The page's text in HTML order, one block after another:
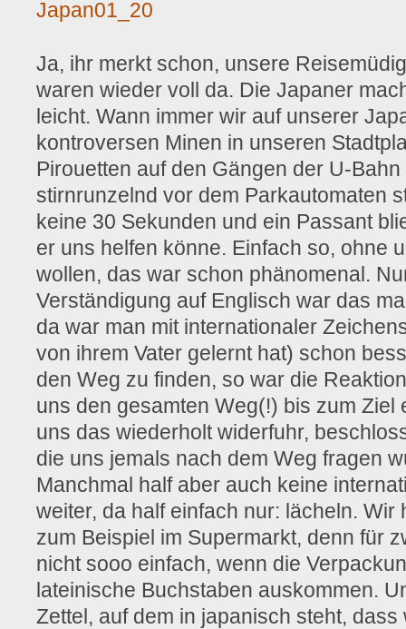
Ja, ihr merkt schon, unsere
waren wieder voll da. Die Japaner
leicht. Wann immer wir auf unserer
kontroversen Minen in unseren
Pirouetten auf den Gängen der U-
stirnrunzelnd vor dem Parkautomaten
keine 30 Sekunden und ein Passant
er uns helfen könne. Einfach so, ohne
wollen, das war schon phänomenal.
Verständigung auf Englisch war das
da war man mit internationaler
von ihrem Vater gelernt hat) schon
den Weg zu finden, so war die
uns den gesamten Weg(!) bis zum Ziel
uns das wiederholt widerfuhr,
die uns jemals nach dem Weg fragen
Manchmal half aber auch keine
weiter, da half einfach nur: lächeln. Wir
zum Beispiel im Supermarkt, denn für
nicht sooo einfach, wenn die
lateinische Buchstaben auskommen.
Zettel, auf dem in japanisch steht,